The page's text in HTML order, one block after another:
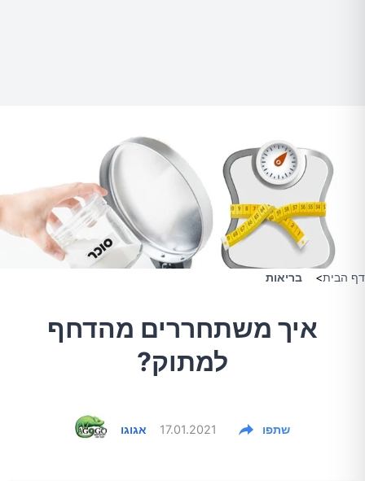
דף הבית> בריאות
איך משתחררים מהדחף
למתוק?
אגוגו 17.01.2021 שתפו